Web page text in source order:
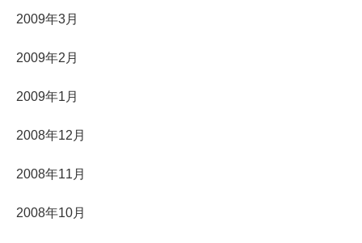
2009年3月
2009年2月
2009年1月
2008年12月
2008年11月
2008年10月